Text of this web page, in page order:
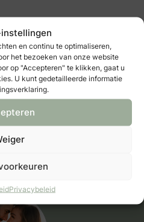
en continu te optimaliseren,
het bezoeken van onze website
op "Accepteren" te klikken, gaat u
U kunt gedetailleerde informatie
Privacybeleid